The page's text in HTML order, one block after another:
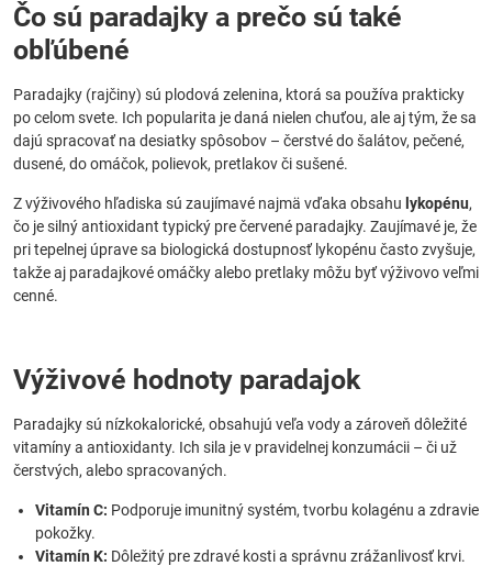
Čo sú paradajky a prečo sú také
obľúbené
Paradajky (rajčiny) sú plodová zelenina, ktorá sa používa prakticky
po celom svete. Ich popularita je daná nielen chuťou, ale aj tým, že sa
dajú spracovať na desiatky spôsobov – čerstvé do šalátov, pečené,
dusené, do omáčok, polievok, pretlakov či sušené.
Z výživového hľadiska sú zaujímavé najmä vďaka obsahu lykopénu,
čo je silný antioxidant typický pre červené paradajky. Zaujímavé je, že
pri tepelnej úprave sa biologická dostupnosť lykopénu často zvyšuje,
takže aj paradajkové omáčky alebo pretlaky môžu byť výživovo veľmi
cenné.
Výživové hodnoty paradajok
Paradajky sú nízkokalorické, obsahujú veľa vody a zároveň dôležité
vitamíny a antioxidanty. Ich sila je v pravidelnej konzumácii – či už
čerstvých, alebo spracovaných.
Vitamín C: Podporuje imunitný systém, tvorbu kolagénu a zdravie
pokožky.
Vitamín K: Dôležitý pre zdravé kosti a správnu zrážanlivosť krvi.